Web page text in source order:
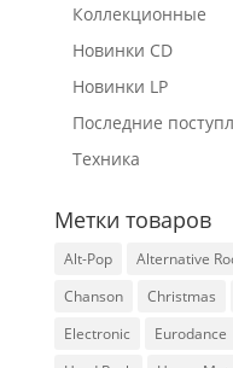
Коллекционные
Новинки CD
Новинки LP
Последние
Техника
Метки товаров
Alt-Pop Alternative
Chanson
Christmas
Electronic
Eurodance